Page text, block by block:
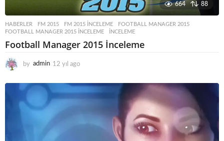
664 88
HABERLER FM 2015 ,FM 2015 INCELEME ,FOOTBALL MANAGER 2015
FOOTBALL MANAGER 2015 INCELEME
INCELEME
Football Manager 2015 İnceleme
by admin 12 yıl ago
y
ı